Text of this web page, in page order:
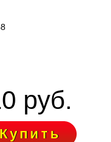
руб.
Купить